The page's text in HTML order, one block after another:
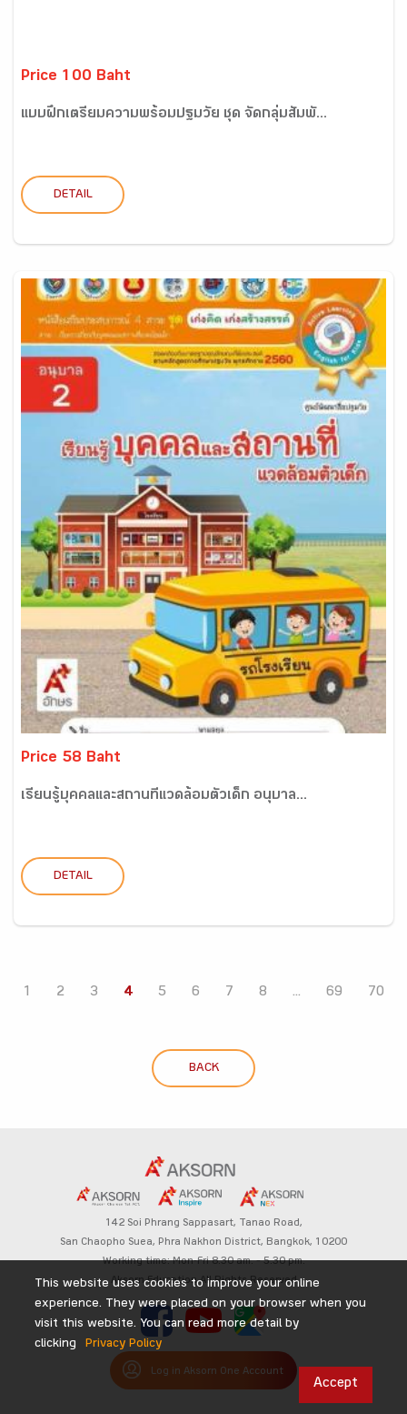
Price 100 Baht
แบบฝึกเตรียมความพร้อมปฐมวัย ชุด จัดกลุ่มสัมพั...
DETAIL
Price 58 Baht
เรียนรู้บุคคลและสถานที่แวดล้อมตัวเด็ก อนุบาล...
DETAIL
1 2 3 4 5 6 7 8 ... 69 70
BACK
142 Soi Phrang Sappasart, Tanao Road,
San Chaopho Suea, Phra Nakhon District, Bangkok, 10200
Working time: Mon-Fri 8.30 am. – 5.30 pm.
Aksorn Education All Rights Reserved
Log in Aksorn One Account
This website uses cookies to improve your online
experience. They were placed on your browser when you
visit this website. You can read more detail by
clicking
Privacy Policy
Accept